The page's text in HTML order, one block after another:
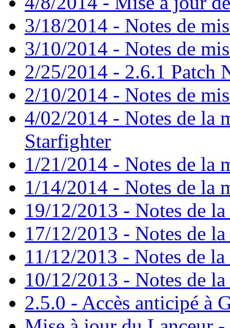
3/18/2014 - Notes de
3/10/2014 - Notes de
2/25/2014 - 2.6.1 Patch
2/10/2014 - Notes de
4/02/2014 - Notes de la
Starfighter
1/21/2014 - Notes de la
1/14/2014 - Notes de la
19/12/2013 - Notes de
17/12/2013 - Notes de
11/12/2013 - Notes de
10/12/2013 - Notes de
2.5.0 - Accès anticipé à